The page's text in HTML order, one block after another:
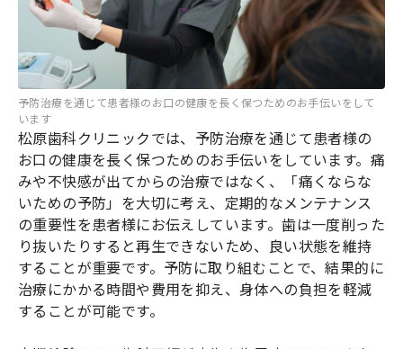
予防治療を通じて患者様のお口の健康を長く保つためのお手伝いをして
います
松原歯科クリニックでは、予防治療を通じて患者様の
お口の健康を長く保つためのお手伝いをしています。痛
みや不快感が出てからの治療ではなく、「痛くならな
いための予防」を大切に考え、定期的なメンテナンス
の重要性を患者様にお伝えしています。歯は一度削った
り抜いたりすると再生できないため、良い状態を維持
することが重要です。予防に取り組むことで、結果的に
治療にかかる時間や費用を抑え、身体への負担を軽減
することが可能です。